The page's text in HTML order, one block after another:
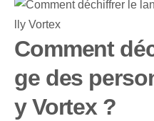
Comment
ge des
y Vortex ?